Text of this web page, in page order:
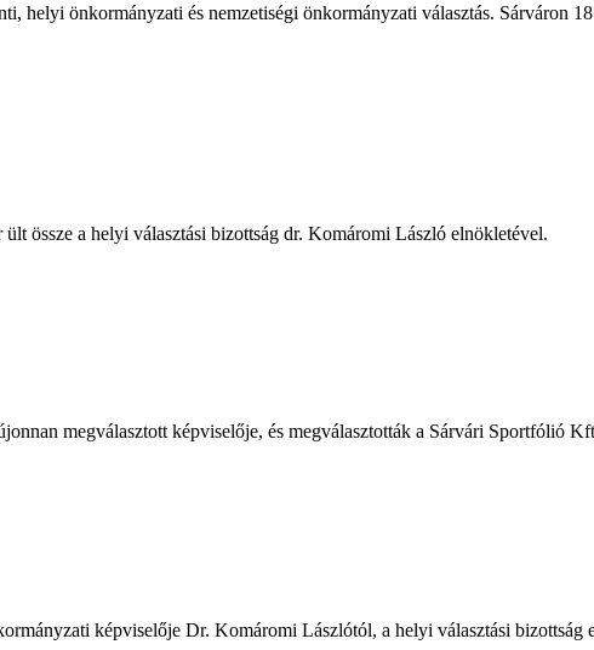
helyi önkormányzati és nemzetiségi önkormányzati választás. Sárváron
össze a helyi választási bizottság dr. Komáromi László elnökletével.
megválasztott képviselője, és megválasztották a Sárvári Sportfólió
képviselője Dr. Komáromi Lászlótól, a helyi választási bizottság